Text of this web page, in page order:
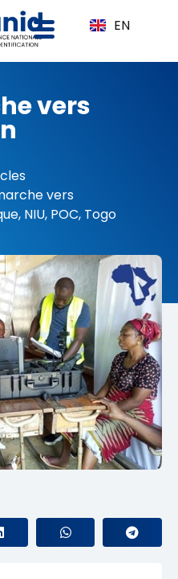
EN
vers
vers
, NIU, POC, Togo